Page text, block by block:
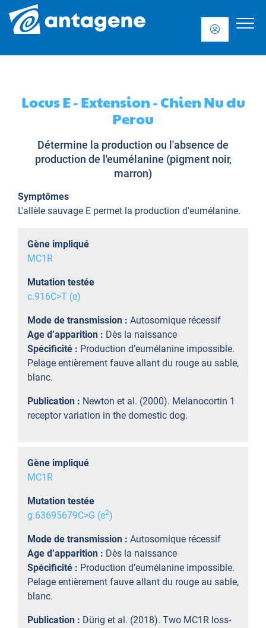
Locus E - Extension - Chien Nu du
Perou
Détermine la production ou l'absence de
production de l'eumélanine (pigment noir,
marron)
Symptômes
L'allèle sauvage E permet la production d'eumélanine.
Gène impliqué
MC1R
Mutation testée
c.916C>T (e)
Mode de transmission : Autosomique récessif
Age d’apparition : Dès la naissance
Spécificité : Production d’eumélanine impossible.
Pelage entièrement fauve allant du rouge au sable,
blanc.
Publication : Newton et al. (2000). Melanocortin 1
receptor variation in the domestic dog.
Gène impliqué
MC1R
Mutation testée
g.63695679C>G (e2)
Mode de transmission : Autosomique récessif
Age d’apparition : Dès la naissance
Spécificité : Production d’eumélanine impossible.
Pelage entièrement fauve allant du rouge au sable,
blanc.
Publication : Dürig et al. (2018). Two MC1R loss-